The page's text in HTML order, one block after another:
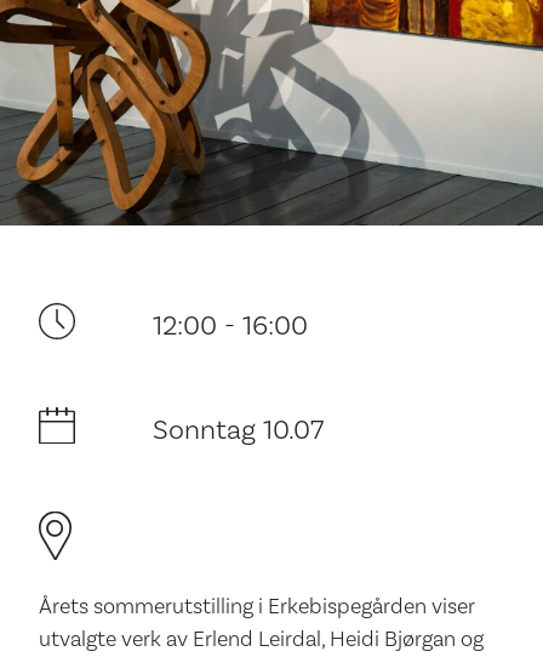
Ditt besøk
Musikk
Historie og arkitektur
12:00 - 16:00
Sonntag 10.07
Årets sommerutstilling i Erkebispegården viser
utvalgte verk av Erlend Leirdal, Heidi Bjørgan og